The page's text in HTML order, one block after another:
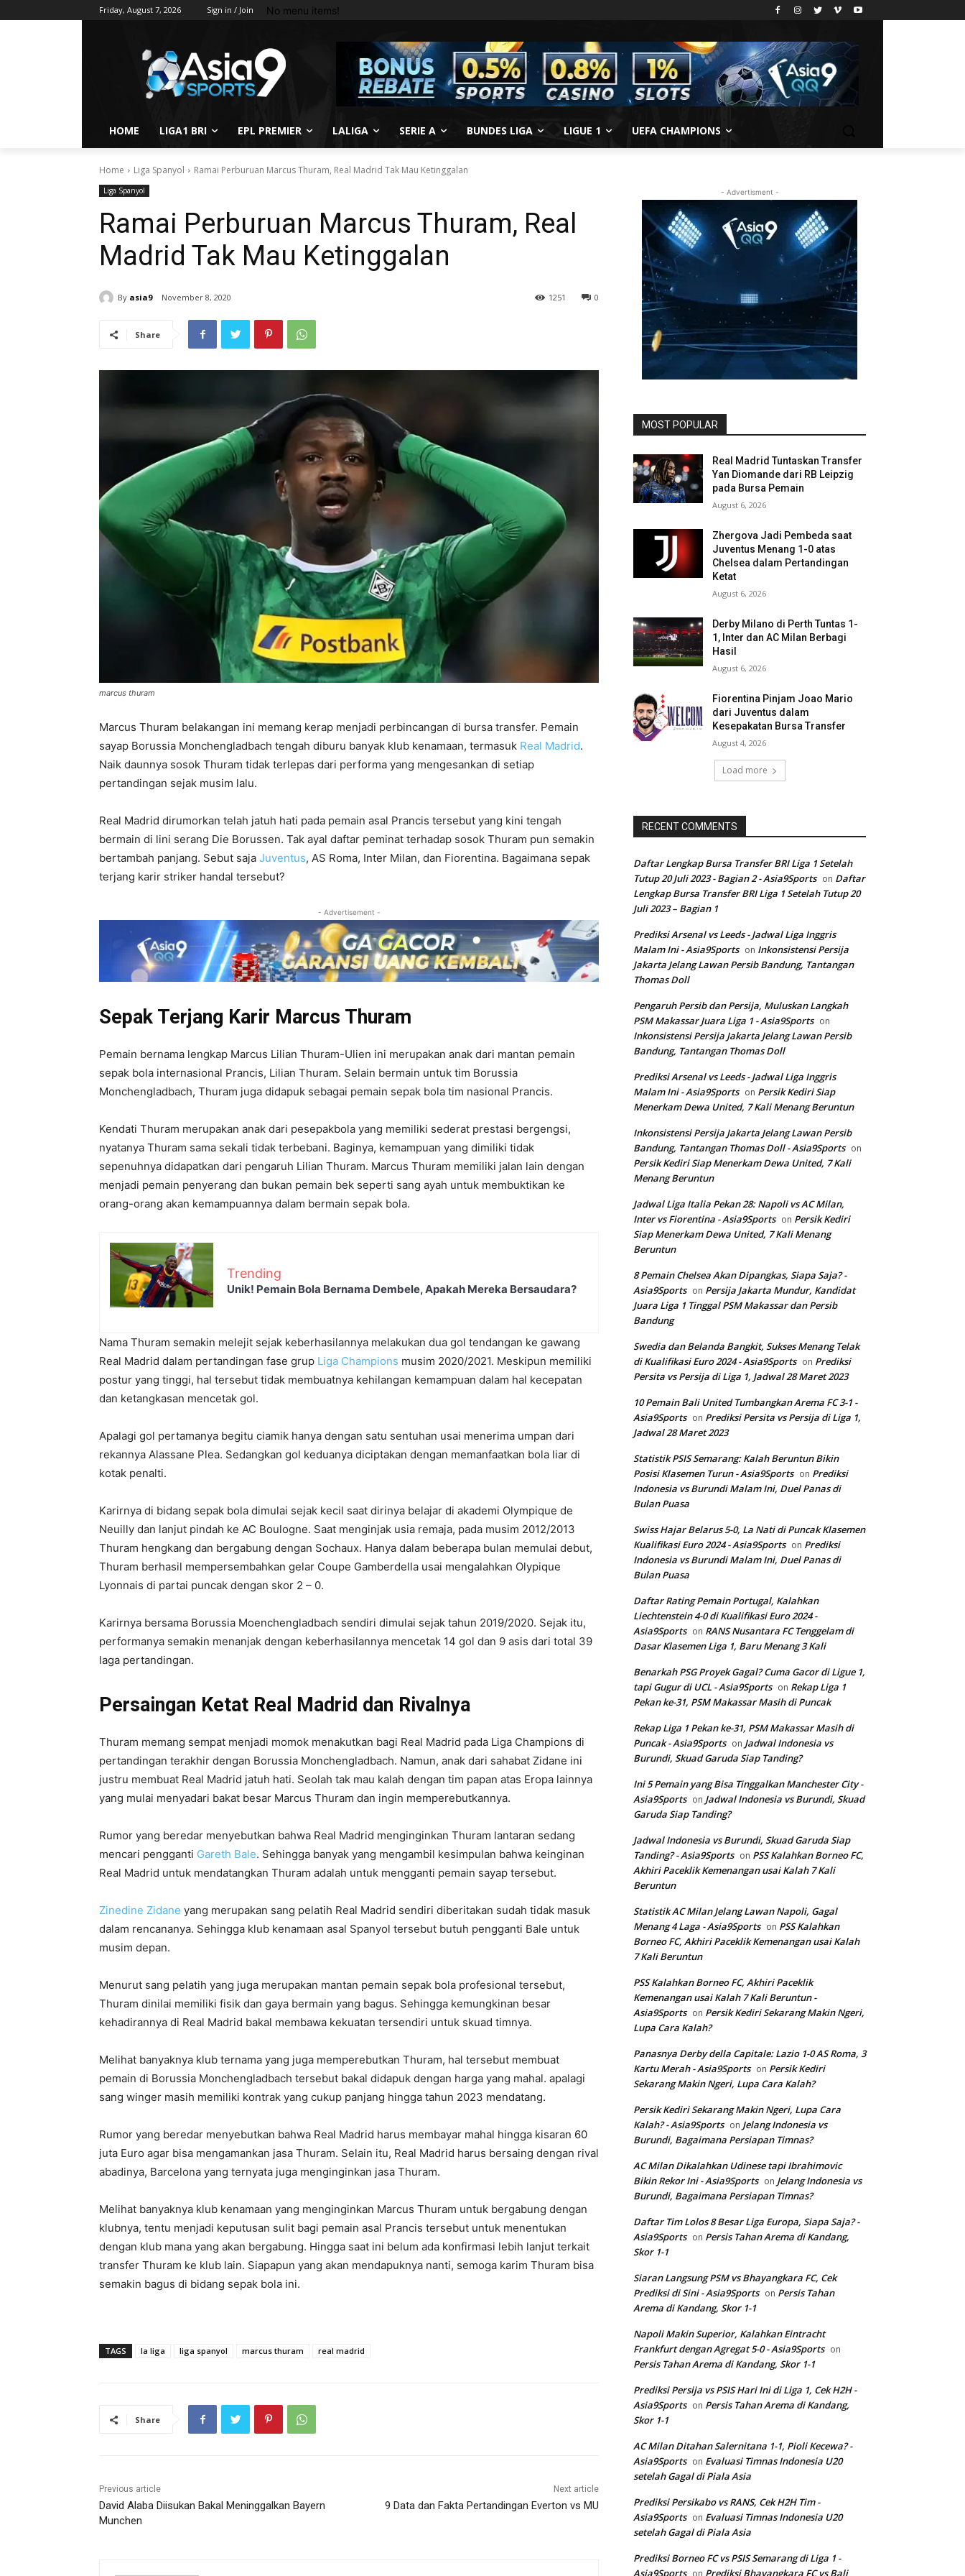
Friday, August 7, 2026 Sign in / Join No menu items!
HOME LIGA1 BRI EPL PREMIER LALIGA SERIE A BUNDES LIGA LIGUE 1 UEFA CHAMPIONS
Home Liga Spanyol Ramai Perburuan Marcus Thuram, Real Madrid Tak Mau Ketinggalan
Liga Spanyol
Ramai Perburuan Marcus Thuram, Real
Madrid Tak Mau Ketinggalan
By asia9 November 8, 2020 0
1251
Share
marcus thuram
Marcus Thuram belakangan ini memang kerap menjadi perbincangan di bursa transfer. Pemain
sayap Borussia Monchengladbach tengah diburu banyak klub kenamaan, termasuk Real Madrid.
Naik daunnya sosok Thuram tidak terlepas dari performa yang mengesankan di setiap
pertandingan sejak musim lalu.
Real Madrid dirumorkan telah jatuh hati pada pemain asal Prancis tersebut yang kini tengah
bermain di lini serang Die Borussen. Tak ayal daftar peminat terhadap sosok Thuram pun semakin
bertambah panjang. Sebut saja Juventus, AS Roma, Inter Milan, dan Fiorentina. Bagaimana sepak
terjang karir striker handal tersebut?
- Advertisement -
Sepak Terjang Karir Marcus Thuram
Pemain bernama lengkap Marcus Lilian Thuram-Ulien ini merupakan anak dari mantan pemain
sepak bola internasional Prancis, Lilian Thuram. Selain bermain untuk tim Borussia
Monchengladbach, Thuram juga didapuk sebagai pemain sepak bola tim nasional Prancis.
Kendati Thuram merupakan anak dari pesepakbola yang memiliki sederat prestasi bergengsi,
nyatanya Thuram sama sekali tidak terbebani. Baginya, kemampuan yang dimiliki tidak
sepenuhnya didapatkan dari pengaruh Lilian Thuram. Marcus Thuram memiliki jalan lain dengan
menjadi pemain penyerang dan bukan pemain bek seperti sang ayah untuk membuktikan ke
orang-orang akan kemampuannya dalam bermain sepak bola.
Trending
Unik! Pemain Bola Bernama Dembele, Apakah Mereka Bersaudara?
Nama Thuram semakin melejit sejak keberhasilannya melakukan dua gol tendangan ke gawang
Real Madrid dalam pertandingan fase grup Liga Champions musim 2020/2021. Meskipun memiliki
postur yang tinggi, hal tersebut tidak membuatnya kehilangan kemampuan dalam hal kecepatan
dan ketangkasan mencetak gol.
Apalagi gol pertamanya begitu ciamik hanya dengan satu sentuhan usai menerima umpan dari
rekannya Alassane Plea. Sedangkan gol keduanya diciptakan dengan memanfaatkan bola liar di
kotak penalti.
Karirnya di bidang sepak bola dimulai sejak kecil saat dirinya belajar di akademi Olympique de
Neuilly dan lanjut pindah ke AC Boulogne. Saat menginjak usia remaja, pada musim 2012/2013
Thuram hengkang dan bergabung dengan Sochaux. Hanya dalam beberapa bulan memulai debut,
Thuram berhasil mempersembahkan gelar Coupe Gamberdella usai mengalahkan Olypique
Lyonnais di partai puncak dengan skor 2 – 0.
Karirnya bersama Borussia Moenchengladbach sendiri dimulai sejak tahun 2019/2020. Sejak itu,
performanya semakin menanjak dengan keberhasilannya mencetak 14 gol dan 9 asis dari total 39
laga pertandingan.
Persaingan Ketat Real Madrid dan Rivalnya
Thuram memang sempat menjadi momok menakutkan bagi Real Madrid pada Liga Champions di
pertandingan terakhir dengan Borussia Monchengladbach. Namun, anak dari sahabat Zidane ini
justru membuat Real Madrid jatuh hati. Seolah tak mau kalah dengan tim papan atas Eropa lainnya
yang mulai menyadari bakat besar Marcus Thuram dan ingin memperebutkannya.
Rumor yang beredar menyebutkan bahwa Real Madrid menginginkan Thuram lantaran sedang
mencari pengganti Gareth Bale. Sehingga banyak yang mengambil kesimpulan bahwa keinginan
Real Madrid untuk mendatangkan Thuram adalah untuk mengganti pemain sayap tersebut.
Zinedine Zidane yang merupakan sang pelatih Real Madrid sendiri diberitakan sudah tidak masuk
dalam rencananya. Sehingga klub kenamaan asal Spanyol tersebut butuh pengganti Bale untuk
musim depan.
Menurut sang pelatih yang juga merupakan mantan pemain sepak bola profesional tersebut,
Thuram dinilai memiliki fisik dan gaya bermain yang bagus. Sehingga kemungkinan besar
kehadirannya di Real Madrid bakal membawa kekuatan tersendiri untuk skuad timnya.
Melihat banyaknya klub ternama yang juga memperebutkan Thuram, hal tersebut membuat
pemain di Borussia Monchengladbach tersebut bakal didapuk dengan harga yang mahal. apalagi
sang winger masih memiliki kontrak yang cukup panjang hingga tahun 2023 mendatang.
Rumor yang beredar menyebutkan bahwa Real Madrid harus membayar mahal hingga kisaran 60
juta Euro agar bisa mengamankan jasa Thuram. Selain itu, Real Madrid harus bersaing dengan rival
abadinya, Barcelona yang ternyata juga menginginkan jasa Thuram.
Melihat banyaknya klub kenamaan yang menginginkan Marcus Thuram untuk bergabung dengan
klubnya, tentu menjadi keputusan sulit bagi pemain asal Prancis tersebut untuk menentukan
dengan klub mana yang akan bergabung. Hingga saat ini belum ada konfirmasi lebih lanjut terkait
transfer Thuram ke klub lain. Siapapun yang akan mendapuknya nanti, semoga karim Thuram bisa
semakin bagus di bidang sepak bola ini.
TAGS la liga liga spanyol marcus thuram real madrid
Share
Previous article
David Alaba Diisukan Bakal Meninggalkan Bayern
Munchen
Next article
9 Data dan Fakta Pertandingan Everton vs MU
- Advertisment -
MOST POPULAR
Real Madrid Tuntaskan Transfer
Yan Diomande dari RB Leipzig
pada Bursa Pemain
August 6, 2026
Zhergova Jadi Pembeda saat
Juventus Menang 1-0 atas
Chelsea dalam Pertandingan
Ketat
August 6, 2026
Derby Milano di Perth Tuntas 1-
1, Inter dan AC Milan Berbagi
Hasil
August 6, 2026
Fiorentina Pinjam Joao Mario
dari Juventus dalam
Kesepakatan Bursa Transfer
August 4, 2026
Load more
RECENT COMMENTS
Daftar Lengkap Bursa Transfer BRI Liga 1 Setelah
Tutup 20 Juli 2023 - Bagian 2 - Asia9Sports on Daftar
Lengkap Bursa Transfer BRI Liga 1 Setelah Tutup 20
Juli 2023 – Bagian 1
Prediksi Arsenal vs Leeds - Jadwal Liga Inggris
Malam Ini - Asia9Sports on Inkonsistensi Persija
Jakarta Jelang Lawan Persib Bandung, Tantangan
Thomas Doll
Pengaruh Persib dan Persija, Muluskan Langkah
PSM Makassar Juara Liga 1 - Asia9Sports on
Inkonsistensi Persija Jakarta Jelang Lawan Persib
Bandung, Tantangan Thomas Doll
Prediksi Arsenal vs Leeds - Jadwal Liga Inggris
Malam Ini - Asia9Sports on Persik Kediri Siap
Menerkam Dewa United, 7 Kali Menang Beruntun
Inkonsistensi Persija Jakarta Jelang Lawan Persib
Bandung, Tantangan Thomas Doll - Asia9Sports on
Persik Kediri Siap Menerkam Dewa United, 7 Kali
Menang Beruntun
Jadwal Liga Italia Pekan 28: Napoli vs AC Milan,
Inter vs Fiorentina - Asia9Sports on Persik Kediri
Siap Menerkam Dewa United, 7 Kali Menang
Beruntun
8 Pemain Chelsea Akan Dipangkas, Siapa Saja? -
Asia9Sports on Persija Jakarta Mundur, Kandidat
Juara Liga 1 Tinggal PSM Makassar dan Persib
Bandung
Swedia dan Belanda Bangkit, Sukses Menang Telak
di Kualifikasi Euro 2024 - Asia9Sports on Prediksi
Persita vs Persija di Liga 1, Jadwal 28 Maret 2023
10 Pemain Bali United Tumbangkan Arema FC 3-1 -
Asia9Sports on Prediksi Persita vs Persija di Liga 1,
Jadwal 28 Maret 2023
Statistik PSIS Semarang: Kalah Beruntun Bikin
Posisi Klasemen Turun - Asia9Sports on Prediksi
Indonesia vs Burundi Malam Ini, Duel Panas di
Bulan Puasa
Swiss Hajar Belarus 5-0, La Nati di Puncak Klasemen
Kualifikasi Euro 2024 - Asia9Sports on Prediksi
Indonesia vs Burundi Malam Ini, Duel Panas di
Bulan Puasa
Daftar Rating Pemain Portugal, Kalahkan
Liechtenstein 4-0 di Kualifikasi Euro 2024 -
Asia9Sports on RANS Nusantara FC Tenggelam di
Dasar Klasemen Liga 1, Baru Menang 3 Kali
Benarkah PSG Proyek Gagal? Cuma Gacor di Ligue 1,
tapi Gugur di UCL - Asia9Sports on Rekap Liga 1
Pekan ke-31, PSM Makassar Masih di Puncak
Rekap Liga 1 Pekan ke-31, PSM Makassar Masih di
Puncak - Asia9Sports on Jadwal Indonesia vs
Burundi, Skuad Garuda Siap Tanding?
Ini 5 Pemain yang Bisa Tinggalkan Manchester City -
Asia9Sports on Jadwal Indonesia vs Burundi, Skuad
Garuda Siap Tanding?
Jadwal Indonesia vs Burundi, Skuad Garuda Siap
Tanding? - Asia9Sports on PSS Kalahkan Borneo FC,
Akhiri Paceklik Kemenangan usai Kalah 7 Kali
Beruntun
Statistik AC Milan Jelang Lawan Napoli, Gagal
Menang 4 Laga - Asia9Sports on PSS Kalahkan
Borneo FC, Akhiri Paceklik Kemenangan usai Kalah
7 Kali Beruntun
PSS Kalahkan Borneo FC, Akhiri Paceklik
Kemenangan usai Kalah 7 Kali Beruntun -
Asia9Sports on Persik Kediri Sekarang Makin Ngeri,
Lupa Cara Kalah?
Panasnya Derby della Capitale: Lazio 1-0 AS Roma, 3
Kartu Merah - Asia9Sports on Persik Kediri
Sekarang Makin Ngeri, Lupa Cara Kalah?
Persik Kediri Sekarang Makin Ngeri, Lupa Cara
Kalah? - Asia9Sports on Jelang Indonesia vs
Burundi, Bagaimana Persiapan Timnas?
AC Milan Dikalahkan Udinese tapi Ibrahimovic
Bikin Rekor Ini - Asia9Sports on Jelang Indonesia vs
Burundi, Bagaimana Persiapan Timnas?
Daftar Tim Lolos 8 Besar Liga Europa, Siapa Saja? -
Asia9Sports on Persis Tahan Arema di Kandang,
Skor 1-1
Siaran Langsung PSM vs Bhayangkara FC, Cek
Prediksi di Sini - Asia9Sports on Persis Tahan
Arema di Kandang, Skor 1-1
Napoli Makin Superior, Kalahkan Eintracht
Frankfurt dengan Agregat 5-0 - Asia9Sports on
Persis Tahan Arema di Kandang, Skor 1-1
Prediksi Persija vs PSIS Hari Ini di Liga 1, Cek H2H -
Asia9Sports on Persis Tahan Arema di Kandang,
Skor 1-1
AC Milan Ditahan Salernitana 1-1, Pioli Kecewa? -
Asia9Sports on Evaluasi Timnas Indonesia U20
setelah Gagal di Piala Asia
Prediksi Persikabo vs RANS, Cek H2H Tim -
Asia9Sports on Evaluasi Timnas Indonesia U20
setelah Gagal di Piala Asia
Prediksi Borneo FC vs PSIS Semarang di Liga 1 -
Asia9Sports on Prediksi Bhayangkara FC vs Bali